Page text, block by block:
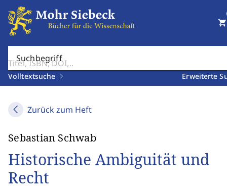
Suchbegriff
Volltextsuche Erweiterte
shopping_cart
Zurück zum Heft
Sebastian Schwab
Historische Ambiguität und
Recht